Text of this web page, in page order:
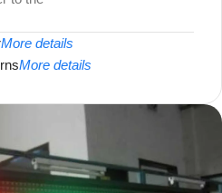
More details
More details